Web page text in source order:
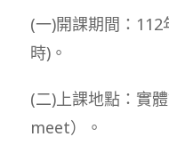
(一)開課期間：
時)。
(二)上課地點：實
meet）。